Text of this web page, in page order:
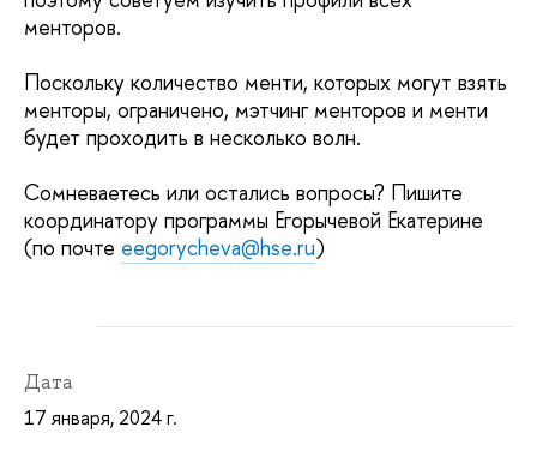
менторов.
Поскольку количество менти, которых могут взять
менторы, ограничено, мэтчинг менторов и менти
будет проходить в несколько волн.
Сомневаетесь или остались вопросы? Пишите
координатору программы Егорычевой Екатерине
(по почте eegorycheva@hse.ru)
Дата
17 января, 2024 г.